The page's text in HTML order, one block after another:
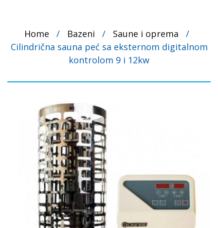
Home / Bazeni / Saune i oprema
/
Cilindrična sauna peć sa eksternom digitalnom
kontrolom 9 i 12kw